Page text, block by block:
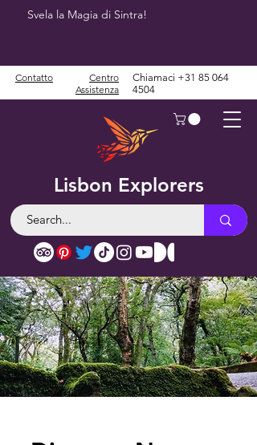
Svela la Magia di Sintra!
Lisbon Explorers
Contatto
Centro
Assistenza
Chiamaci +31 85 064
4504